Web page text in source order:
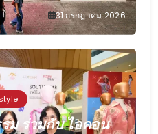
31 กรกฎาคม 2026
ม ร่วมกับ ไอคอน